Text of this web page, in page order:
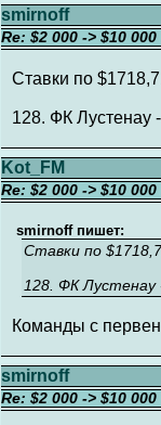
smirnoff
Re: $2 000 -> $10
Ставки по
128. ФК Лустенау
Kot_FM
Re: $2 000 -> $10
smirnoff пишет:
Ставки по
128. ФК
Команды с
smirnoff
Re: $2 000 -> $10